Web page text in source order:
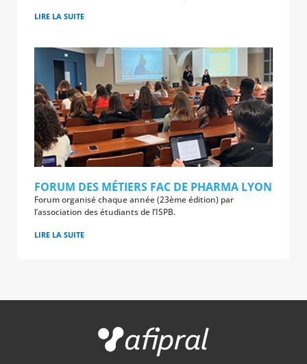
LIRE LA SUITE
FORUM DES MÉTIERS FAC DE PHARMA LYON
Forum organisé chaque année (23ème édition) par
l’association des étudiants de l’ISPB.
LIRE LA SUITE